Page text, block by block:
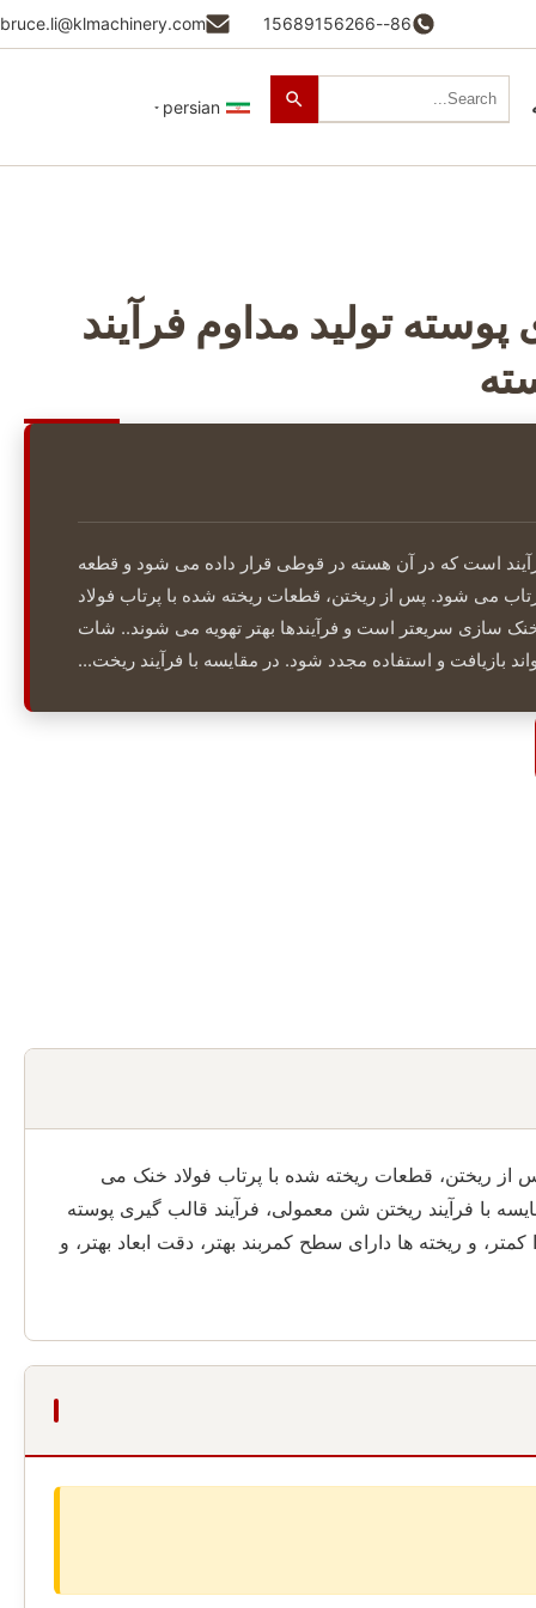
86--15689156266
bruce.li@klmachinery.com
persian
تولید مداوم فرآیند
است که در آن هسته در قوطی قرار داده می شود و قطعه
می شود. پس از ریختن، قطعات ریخته شده با پرتاب فولاد
سازی سریعتر است و فرآیندها بهتر تهویه می شوند.. شات
بازیافت و استفاده مجدد شود. در مقایسه با فرآیند ریخت...
از ریختن، قطعات ریخته شده با پرتاب فولاد خنک می
با فرآیند ریختن شن معمولی، فرآیند قالب گیری پوسته
و ریخته ها دارای سطح کمربند بهتر، دقت ابعاد بهتر، و